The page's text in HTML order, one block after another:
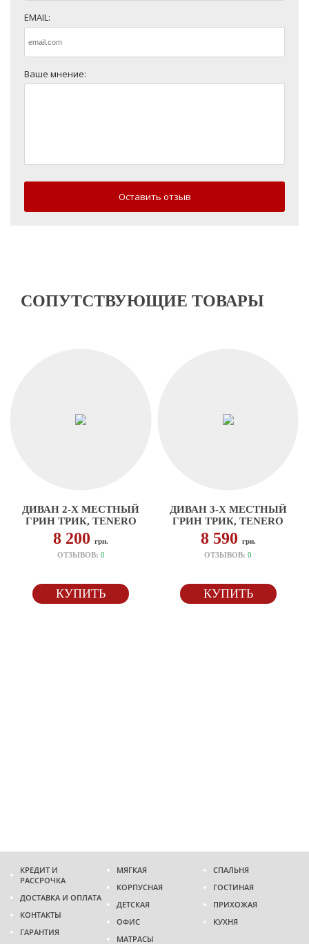
EMAIL:
Ваше мнение:
Оставить отзыв
СОПУТСТВУЮЩИЕ ТОВАРЫ
ДИВАН 2-Х МЕСТНЫЙ
ГРИН ТРИК, TENERO
8 200грн.
ОТЗЫВОВ: 0
КУПИТЬ
ДИВАН 3-Х МЕСТНЫЙ
ГРИН ТРИК, TENERO
8 590 грн.
ОТЗЫВОВ:0
КУПИТЬ
КРЕДИТ И
РАССРОЧКА
ДОСТАВКА И ОПЛАТА
КОНТАКТЫ
ГАРАНТИЯ
МЯГКАЯ
КОРПУСНАЯ
ДЕТСКАЯ
ОФИС
МАТРАСЫ
СПАЛЬНЯ
ГОСТИНАЯ
ПРИХОЖАЯ
КУХНЯ